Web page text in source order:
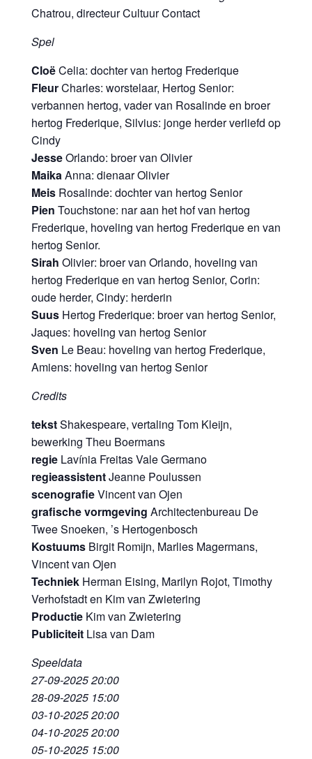
Chatrou, directeur Cultuur Contact
Spel
CloëCelia: dochter van hertog Frederique
FleurCharles: worstelaar, Hertog Senior:
verbannen hertog, vader van Rosalinde en broer
hertog Frederique, Silvius: jonge herder verliefd op
Cindy
JesseOrlando: broer van Olivier
MaikaAnna: dienaar Olivier
Meis Rosalinde: dochter van hertog Senior
Pien Touchstone: nar aan het hof van hertog
Frederique, hoveling van hertog Frederique en van
hertog Senior.
Sirah Olivier: broer van Orlando, hoveling van
hertog Frederique en van hertog Senior, Corin:
oude herder, Cindy: herderin
Suus Hertog Frederique: broer van hertog Senior,
Jaques: hoveling van hertog Senior
Sven Le Beau: hoveling van hertog Frederique,
Amiens: hoveling van hertog Senior
Credits
tekstShakespeare, vertaling Tom Kleijn,
bewerking Theu Boermans
regie Lavínia Freitas Vale Germano
regieassistentJeanne Poulussen
scenografieVincent van Ojen
grafische vormgeving Architectenbureau De
Twee Snoeken, ’s Hertogenbosch
Kostuums Birgit Romijn, Marlies Magermans,
Vincent van Ojen
Techniek Herman Eising, Marilyn Rojot, Timothy
Verhofstadt en Kim van Zwietering
Productie Kim van Zwietering
Publiciteit Lisa van Dam
Speeldata
27-09-2025 20:00
28-09-2025 15:00
03-10-2025 20:00
04-10-2025 20:00
05-10-2025 15:00